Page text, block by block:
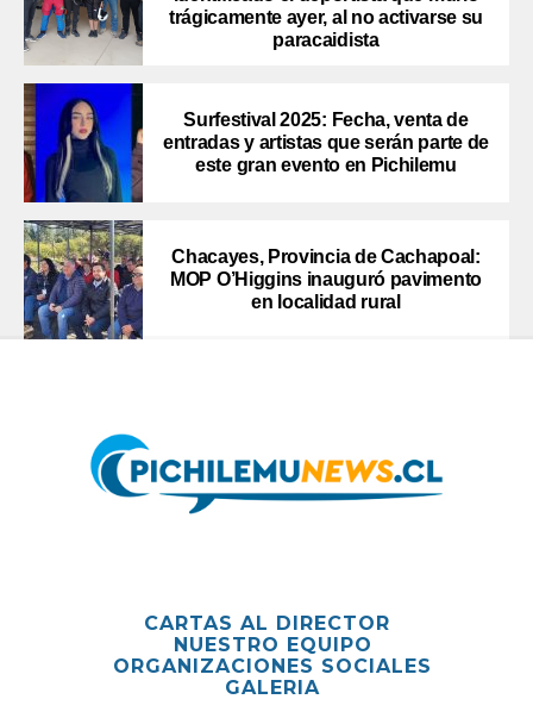
trágicamente ayer, al no activarse su
paracaidista
Surfestival 2025: Fecha, venta de
entradas y artistas que serán parte de
este gran evento en Pichilemu
Chacayes, Provincia de Cachapoal:
MOP O’Higgins inauguró pavimento
en localidad rural
CARTAS AL DIRECTOR
NUESTRO EQUIPO
ORGANIZACIONES SOCIALES
GALERIA